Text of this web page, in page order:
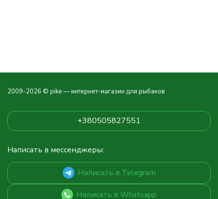
2009-2026 © pike — интернет-магазин для рыбаков
+380505827551
Написать в мессенджеры:
Написать в Telegram
Написать в Whatsapp